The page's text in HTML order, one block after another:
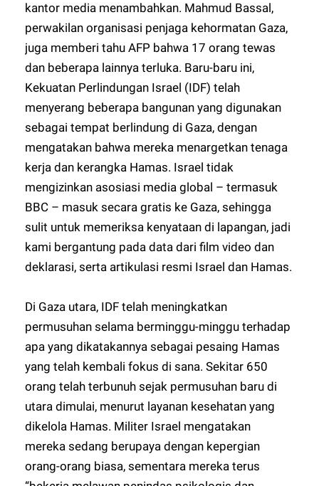
kantor media menambahkan. Mahmud Bassal,
perwakilan organisasi penjaga kehormatan Gaza,
juga memberi tahu AFP bahwa 17 orang tewas
dan beberapa lainnya terluka. Baru-baru ini,
Kekuatan Perlindungan Israel (IDF) telah
menyerang beberapa bangunan yang digunakan
sebagai tempat berlindung di Gaza, dengan
mengatakan bahwa mereka menargetkan tenaga
kerja dan kerangka Hamas. Israel tidak
mengizinkan asosiasi media global – termasuk
BBC – masuk secara gratis ke Gaza, sehingga
sulit untuk memeriksa kenyataan di lapangan, jadi
kami bergantung pada data dari film video dan
deklarasi, serta artikulasi resmi Israel dan Hamas.
Di Gaza utara, IDF telah meningkatkan
permusuhan selama berminggu-minggu terhadap
apa yang dikatakannya sebagai pesaing Hamas
yang telah kembali fokus di sana. Sekitar 650
orang telah terbunuh sejak permusuhan baru di
utara dimulai, menurut layanan kesehatan yang
dikelola Hamas. Militer Israel mengatakan
mereka sedang berupaya dengan kepergian
orang-orang biasa, sementara mereka terus